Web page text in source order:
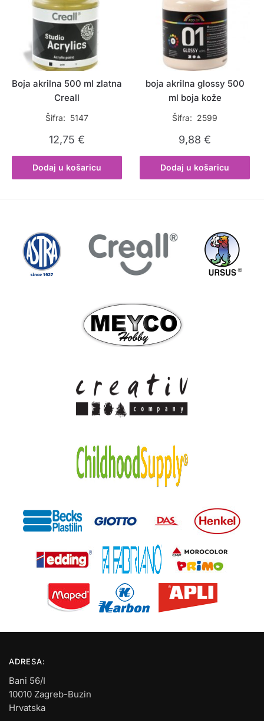
Boja akrilna 500 ml zlatna
Creall
Šifra: 5147
12,75€
Dodaj u košaricu
boja akrilna glossy 500
ml boja kože
Šifra: 2599
9,88€
Dodaj u košaricu
ADRESA:
Bani 56/I
10010 Zagreb-Buzin
Hrvatska